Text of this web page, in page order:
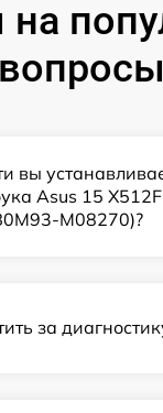
на
вопросы
вы
Asus 15
M08270)?
за